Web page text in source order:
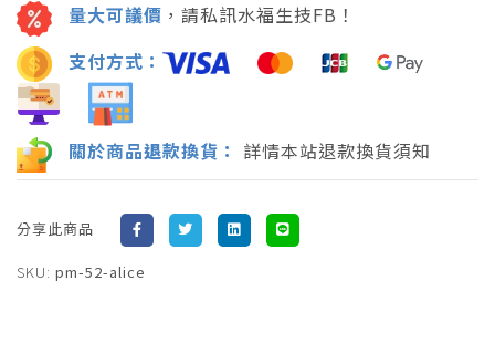
量大可議價 ，請私訊水福生技FB！
支付方式：
關於商品退款換貨： 詳情本站退款換貨須知
分享此商品
SKU: pm-52-alice